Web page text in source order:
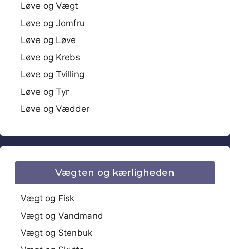
Løve og Vægt
Løve og Jomfru
Løve og Løve
Løve og Krebs
Løve og Tvilling
Løve og Tyr
Løve og Vædder
Vægten og kærligheden
Vægt og Fisk
Vægt og Vandmand
Vægt og Stenbuk